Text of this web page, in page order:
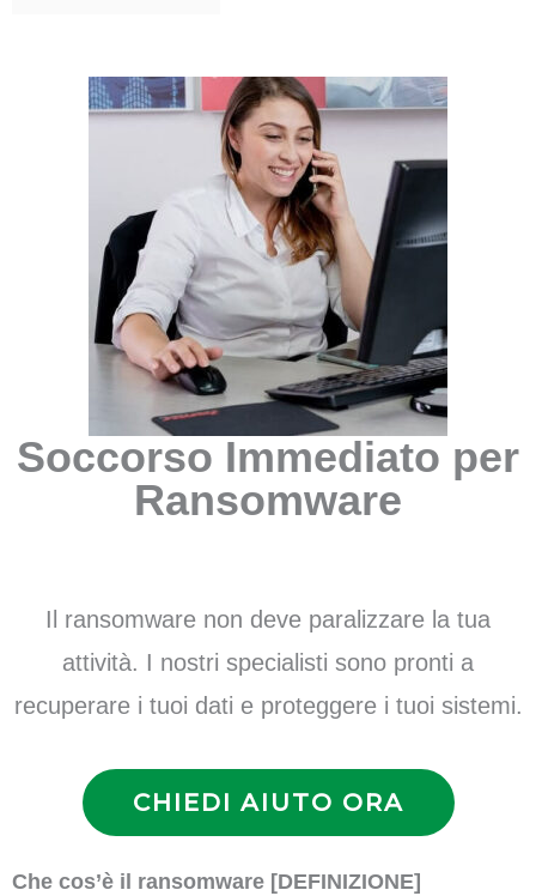
Soccorso Immediato per
Ransomware
Il ransomware non deve paralizzare la tua
attività. I nostri specialisti sono pronti a
recuperare i tuoi dati e proteggere i tuoi sistemi.
CHIEDI AIUTO ORA
Che cos’è il ransomware [DEFINIZIONE]